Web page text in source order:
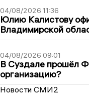
04/08/2026 11:36
Юлию Калистову
Владимирской
04/08/2026 09:01
В Суздале прошёл
организацию?
Новости СМИ2